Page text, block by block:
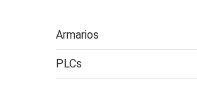
Armarios
PLCs